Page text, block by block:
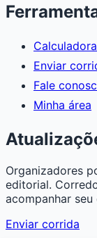
Enviar
Fale
Minha área
Organizadores
editorial.
acompanhar seu
Enviar corrida